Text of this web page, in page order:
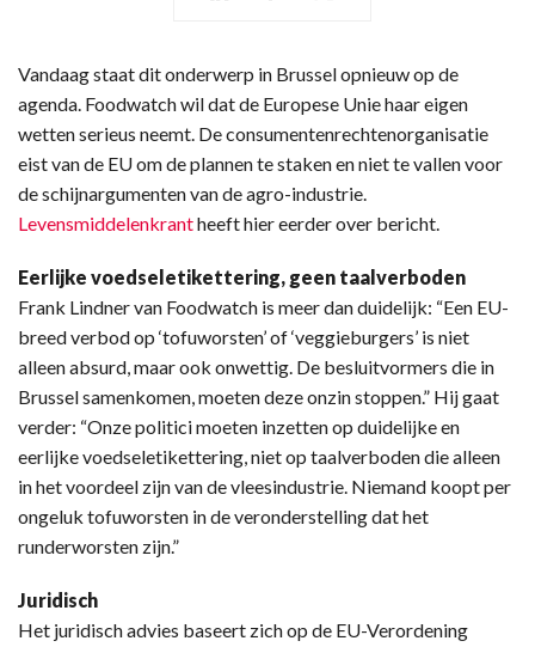
Vandaag staat dit onderwerp in Brussel opnieuw op de
agenda. Foodwatch wil dat de Europese Unie haar eigen
wetten serieus neemt. De consumentenrechtenorganisatie
eist van de EU om de plannen te staken en niet te vallen voor
de schijnargumenten van de agro-industrie.
Levensmiddelenkrantheeft hier eerder over bericht.
Eerlijke voedseletikettering, geen taalverboden
Frank Lindner van Foodwatch is meer dan duidelijk: “Een EU-
breed verbod op ‘tofuworsten’ of ‘veggieburgers’ is niet
alleen absurd, maar ook onwettig. De besluitvormers die in
Brussel samenkomen, moeten deze onzin stoppen.” Hij gaat
verder: “Onze politici moeten inzetten op duidelijke en
eerlijke voedseletikettering, niet op taalverboden die alleen
in het voordeel zijn van de vleesindustrie. Niemand koopt per
ongeluk tofuworsten in de veronderstelling dat het
runderworsten zijn.”
Juridisch
Het juridisch advies baseert zich op de EU-Verordening